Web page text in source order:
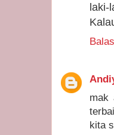
laki-
Balas
mak
kita